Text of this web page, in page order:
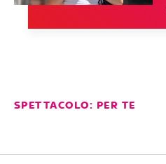
SPETTACOLO: PER TE